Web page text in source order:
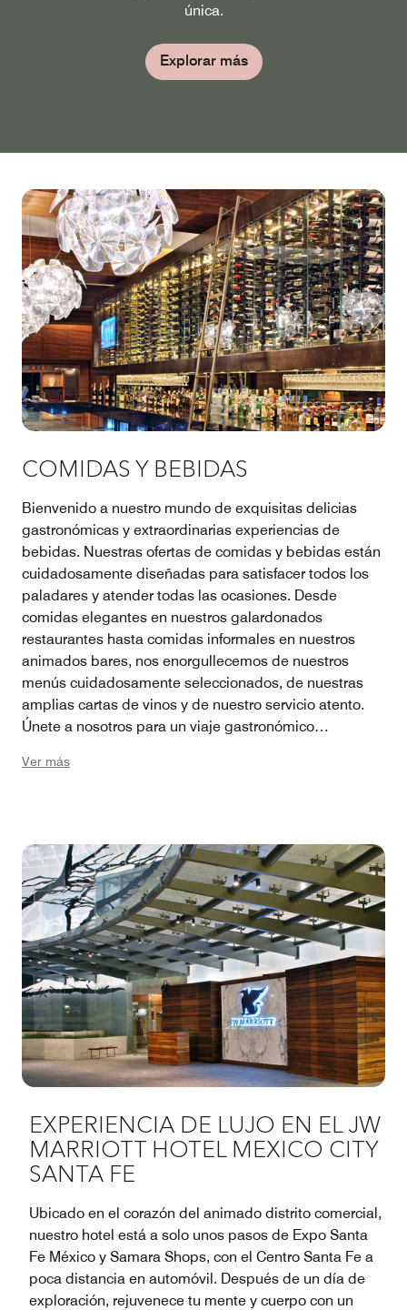
única.
Explorar más
COMIDAS Y BEBIDAS
Bienvenido a nuestro mundo de exquisitas delicias
gastronómicas y extraordinarias experiencias de
bebidas. Nuestras ofertas de comidas y bebidas están
cuidadosamente diseñadas para satisfacer todos los
paladares y atender todas las ocasiones. Desde
comidas elegantes en nuestros galardonados
restaurantes hasta comidas informales en nuestros
animados bares, nos enorgullecemos de nuestros
menús cuidadosamente seleccionados, de nuestras
amplias cartas de vinos y de nuestro servicio atento.
Únete a nosotros para un viaje gastronómico
nuestras opciones gastronómicas y descubre el
Ver más
EXPERIENCIA DE LUJO EN EL JW
MARRIOTT HOTEL MEXICO CITY
SANTA FE
Ubicado en el corazón del animado distrito comercial,
nuestro hotel está a solo unos pasos de Expo Santa
Fe México y Samara Shops, con el Centro Santa Fe a
poca distancia en automóvil. Después de un día de
exploración, rejuvenece tu mente y cuerpo con un